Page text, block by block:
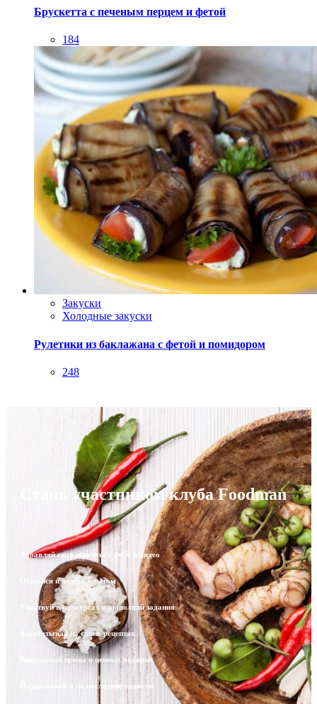
Брускетта с печеным перцем и фетой
184
Закуски
Холодные закуски
Рулетики из баклажана с фетой и помидором
248
Стань участником клуба Foodman
Добавляй свои рецепты с фото и видео
Общайся и делись опытом
Участвуй в конкурсах и выполняй задания
Зарабатывай на своих рецептах
Выигрывай призы и ценные подарки
Подписывайся на последние новости